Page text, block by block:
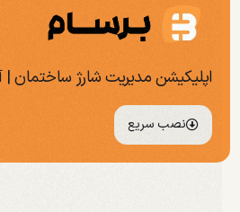
اپلیکیشن مدیریت شارژ ساختمان |
نصب سریع